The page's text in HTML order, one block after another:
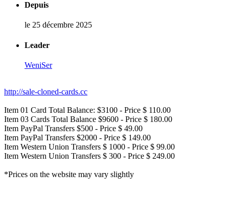
Depuis
le 25 décembre 2025
Leader
WeniSer
http://sale-cloned-cards.cc
Item 01 Card Total Balance: $3100 - Price $ 110.00
Item 03 Cards Total Balance $9600 - Price $ 180.00
Item PayPal Transfers $500 - Price $ 49.00
Item PayPal Transfers $2000 - Price $ 149.00
Item Western Union Transfers $ 1000 - Price $ 99.00
Item Western Union Transfers $ 300 - Price $ 249.00
*Prices on the website may vary slightly